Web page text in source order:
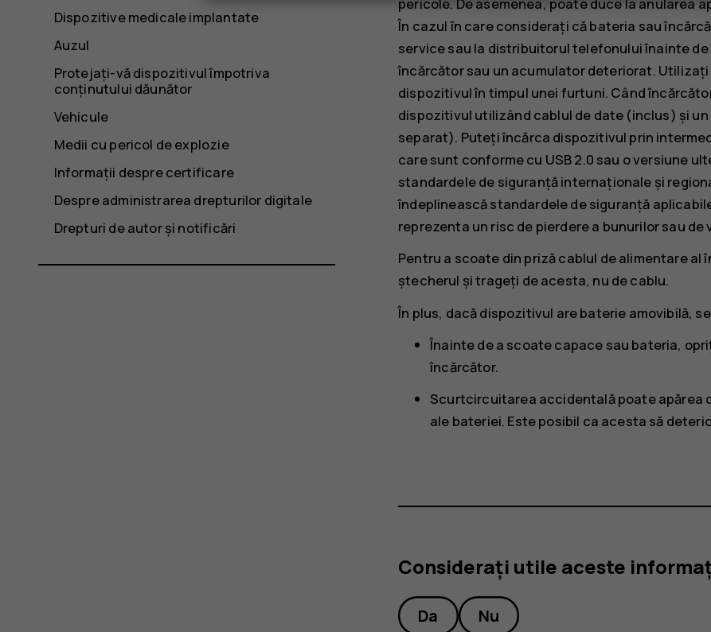
În cazul în care considerați că bateria sau
service sau la distribuitorul telefonului înainte
încărcător sau un acumulator deteriorat.
dispozitivul în timpul unei furtuni. Când
dispozitivul utilizând cablul de date (inclus) și
separat). Puteți încărca dispozitivul prin
care sunt conforme cu USB 2.0 sau o versiune
standardele de siguranță internaționale și
îndeplinească standardele de siguranță
reprezenta un risc de pierdere a bunurilor sau de
Pentru a scoate din priză cablul de alimentare
ștecherul și trageți de acesta, nu de cablu.
În plus, dacă dispozitivul are baterie amovibilă,
Înainte de a scoate capace sau bateria,
încărcător.
Scurtcircuitarea accidentală poate
ale bateriei. Este posibil ca acesta să
Considerați utile aceste
Da Nu
Dispozitive medicale implantate
Auzul
Protejați-vă dispozitivul împotriva
conținutului dăunător
Vehicule
Medii cu pericol de explozie
Informații despre certificare
Despre administrarea drepturilor digitale
Drepturi de autor și notificări